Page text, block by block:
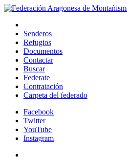
Senderos
Refugios
Documentos
Contactar
Buscar
Federate
Contratación
Carpeta del federado
Facebook
Twitter
YouTube
Instagram